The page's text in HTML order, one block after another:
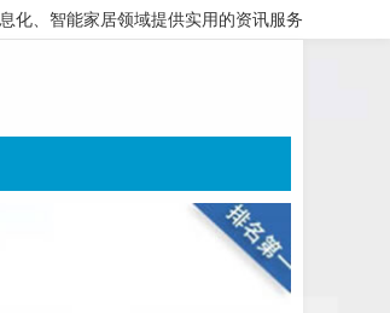
化、智能家居领域提供实用的资讯服务